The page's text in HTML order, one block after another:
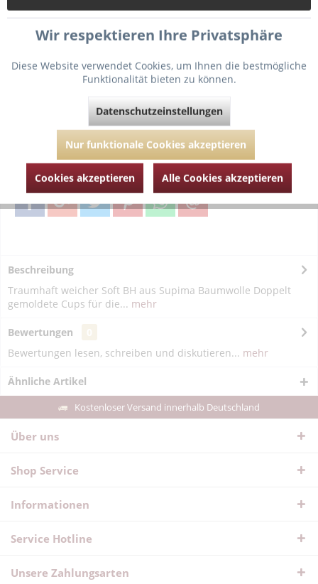
B C
In denWarenkorb
Merken Fragen zum Artikel?
Artikel-Nr.: HAN072431-13-81powder-70-B
Beschreibung
Traumhaft weicher Soft BH aus Supima Baumwolle Doppelt
gemoldete Cups für die... mehr
Bewertungen
Bewertungen lesen, schreiben und diskutieren... mehr
Ähnliche Artikel
Kostenloser Versand innerhalb Deutschland
Über uns
Shop Service
Informationen
Service Hotline
Unsere Zahlungsarten
Wir respektieren Ihre Privatsphäre
Diese Website verwendet Cookies, um Ihnen die bestmögliche
Funktionalität bieten zu können.
Datenschutzeinstellungen
Nur funktionale Cookies akzeptieren
Cookies akzeptieren Alle Cookies akzeptieren